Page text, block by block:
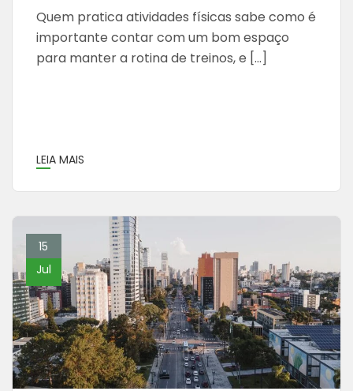
Quem pratica atividades físicas sabe como é
importante contar com um bom espaço
para manter a rotina de treinos, e […]
LEIA MAIS
15
Jul